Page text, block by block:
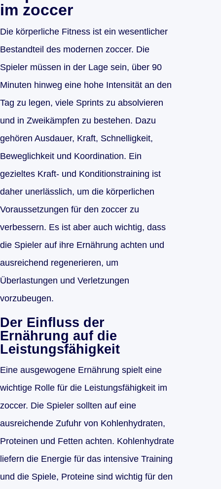
im zoccer
Die körperliche Fitness ist ein wesentlicher
Bestandteil des modernen zoccer. Die
Spieler müssen in der Lage sein, über 90
Minuten hinweg eine hohe Intensität an den
Tag zu legen, viele Sprints zu absolvieren
und in Zweikämpfen zu bestehen. Dazu
gehören Ausdauer, Kraft, Schnelligkeit,
Beweglichkeit und Koordination. Ein
gezieltes Kraft- und Konditionstraining ist
daher unerlässlich, um die körperlichen
Voraussetzungen für den zoccer zu
verbessern. Es ist aber auch wichtig, dass
die Spieler auf ihre Ernährung achten und
ausreichend regenerieren, um
Überlastungen und Verletzungen
vorzubeugen.
Der Einfluss der
Ernährung auf die
Leistungsfähigkeit
Eine ausgewogene Ernährung spielt eine
wichtige Rolle für die Leistungsfähigkeit im
zoccer. Die Spieler sollten auf eine
ausreichende Zufuhr von Kohlenhydraten,
Proteinen und Fetten achten. Kohlenhydrate
liefern die Energie für das intensive Training
und die Spiele, Proteine sind wichtig für den